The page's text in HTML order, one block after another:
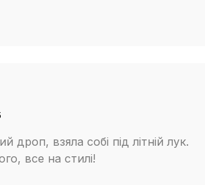
дроп, взяла собі під літній лук.
все на стилі!